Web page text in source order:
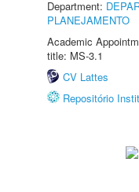
Department:
PLANEJAMENTO
Academic
title: MS-3.1
CV Lattes
Repositório